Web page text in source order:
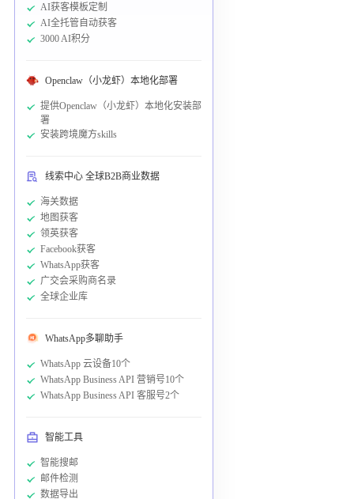
AI获客模板定制
AI全托管自动获客
3000 AI积分
Openclaw（小龙虾）本地化部署
提供Openclaw（小龙虾）本地化安装部
署
安装跨境魔方skills
线索中心 全球B2B商业数据
海关数据
地图获客
领英获客
Facebook获客
WhatsApp获客
广交会采购商名录
全球企业库
WhatsApp多聊助手
WhatsApp 云设备10个
WhatsApp Business API 营销号10个
WhatsApp Business API 客服号2个
智能工具
智能搜邮
邮件检测
数据导出